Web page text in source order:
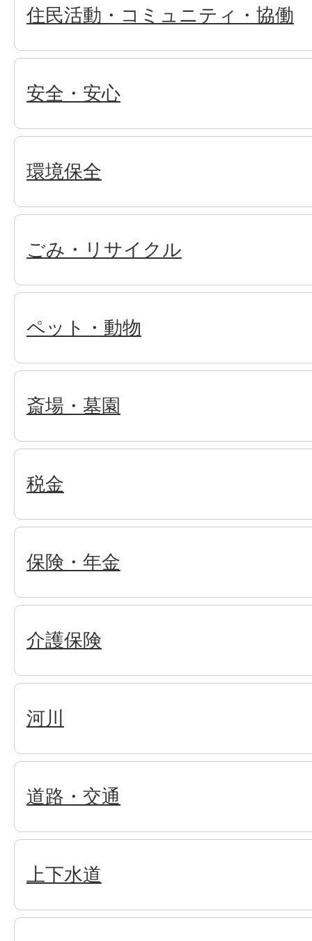
住民活動・コミュニティ・協働
安全・安心
環境保全
ごみ・リサイクル
ペット・動物
斎場・墓園
税金
保険・年金
介護保険
河川
道路・交通
上下水道